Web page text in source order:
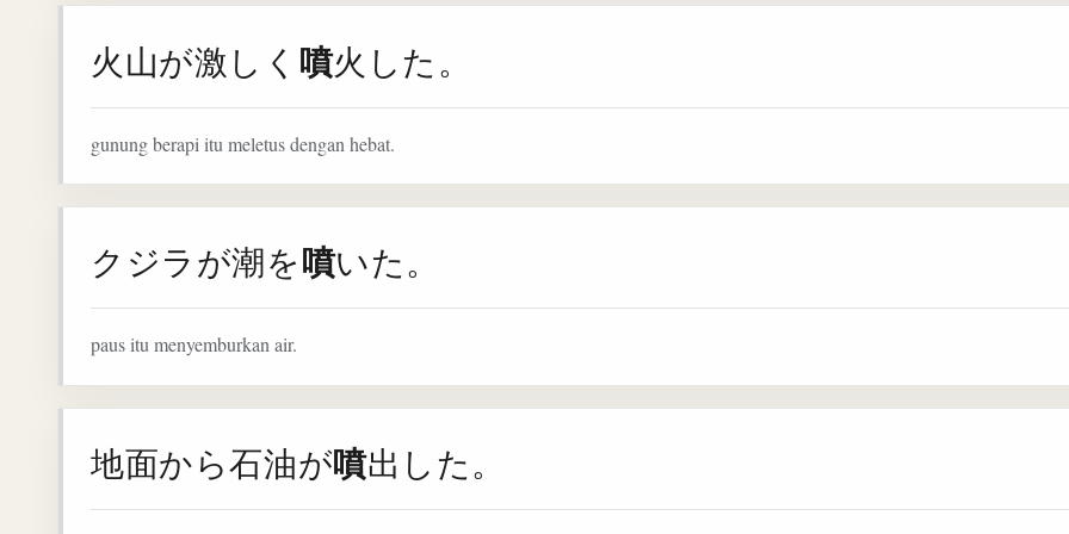
火山が激しく 噴火した。
gunung berapi itu meletus dengan hebat.
クジラが潮を噴いた。
paus itu menyemburkan air.
地面から石油が噴出した。